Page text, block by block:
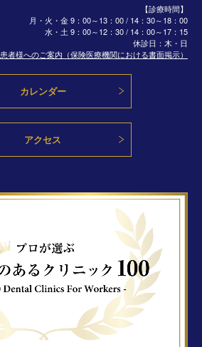
【診療時間】
月・火・金 9：00～13：00 / 14：30～18：00
水・土 9：00～12：30 / 14：00～17：15
休診日：木・日
患者様へのご案内（保険医療機関における書面掲示）
カレンダー
アクセス